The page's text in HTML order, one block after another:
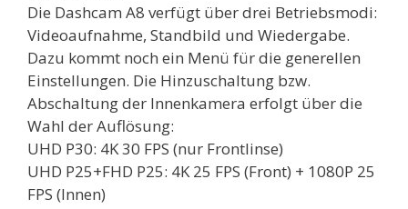
Die Dashcam A8 verfügt über drei Betriebsmodi:
Videoaufnahme, Standbild und Wiedergabe.
Dazu kommt noch ein Menü für die generellen
Einstellungen. Die Hinzuschaltung bzw.
Abschaltung der Innenkamera erfolgt über die
Wahl der Auflösung:
UHD P30: 4K 30 FPS (nur Frontlinse)
UHD P25+FHD P25: 4K 25 FPS (Front) + 1080P 25
FPS (Innen)